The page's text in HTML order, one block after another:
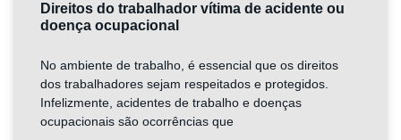
Direitos do trabalhador vítima de acidente ou
doença ocupacional
No ambiente de trabalho, é essencial que os direitos
dos trabalhadores sejam respeitados e protegidos.
Infelizmente, acidentes de trabalho e doenças
ocupacionais são ocorrências que